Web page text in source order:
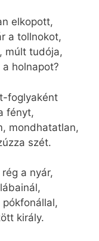
elkopott,
a tollnokot,
múlt tudója,
holnapot?
foglyaként
fényt,
mondhatatlan,
szét.
a nyár,
király.